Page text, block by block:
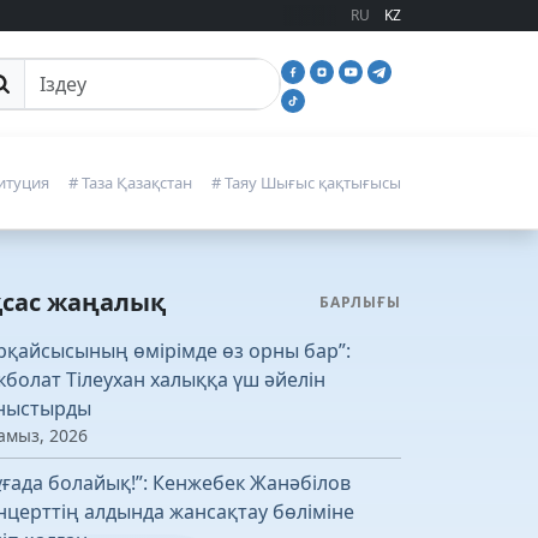
RU KZ
іздеу
# Таза Қазақстан # Таяу Шығыс қақтығысы
жаңалық БАРЛЫҒЫ
өмірімде өз орны бар”:
Тілеухан халыққа үш әйелін
2026
болайық!”: Кенжебек Жанәбілов
алдында жансақтау бөліміне